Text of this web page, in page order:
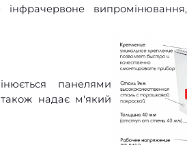
інфрачервоне
панелями
надає м'який